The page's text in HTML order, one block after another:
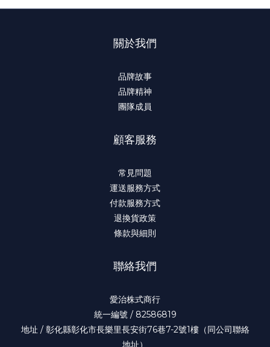
關於我們
品牌故事
品牌精神
團隊成員
顧客服務
常見問題
運送服務方式
付款服務方式
退換貨政策
條款與細則
聯絡我們
愛治株式商行
統一編號 / 82586819
地址 / 彰化縣彰化市長樂里長安街76巷7-2號1樓（同公司聯絡
地址）